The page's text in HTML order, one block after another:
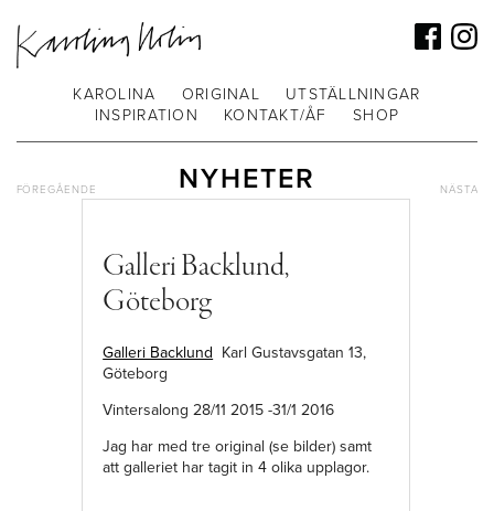
KAROLINA ORIGINAL
UTSTÄLLNINGAR
INSPIRATION
KONTAKT/ÅF SHOP
NYHETER
FÖREGÅENDE NÄSTA
Galleri Backlund,
Göteborg
Galleri Backlund Karl Gustavsgatan 13,
Göteborg
Vintersalong 28/11 2015 -31/1 2016
Jag har med tre original (se bilder) samt
att galleriet har tagit in 4 olika upplagor.